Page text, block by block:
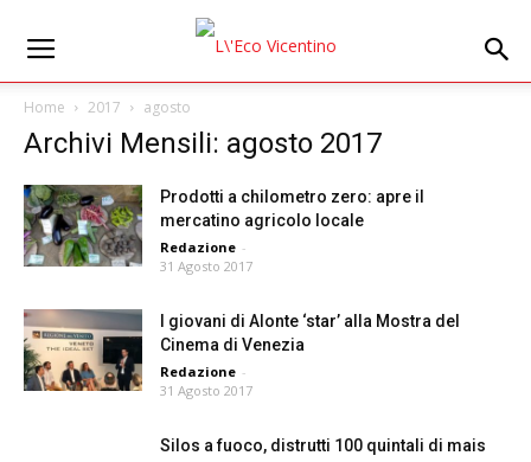
Home 2017 agosto
Archivi Mensili: agosto 2017
Prodotti a chilometro zero: apre il
mercatino agricolo locale
Redazione -
31 Agosto 2017
I giovani di Alonte ‘star’ alla Mostra del
Cinema di Venezia
Redazione -
31 Agosto 2017
Silos a fuoco, distrutti 100 quintali di mais